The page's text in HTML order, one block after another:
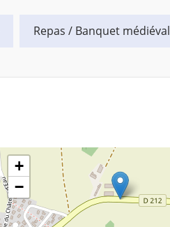
Repas / Banquet médiéval
+
−